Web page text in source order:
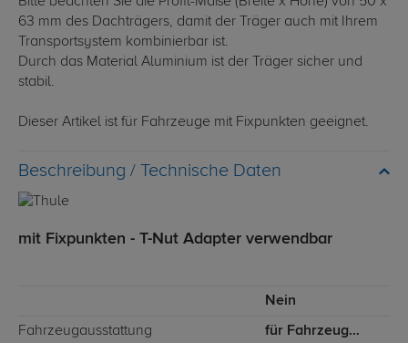
63 mm des Dachträgers, damit der Träger auch mit Ihrem
Transportsystem kombinierbar ist.
Durch das Material Aluminium ist der Träger sicher und
stabil.
Dieser Artikel ist für Fahrzeuge mit Fixpunkten geeignet.
Technische Daten
mit Fixpunkten - T-Nut Adapter verwendbar
Nein
Fahrzeugausstattung für Fahrzeuge mit Fixpunkten